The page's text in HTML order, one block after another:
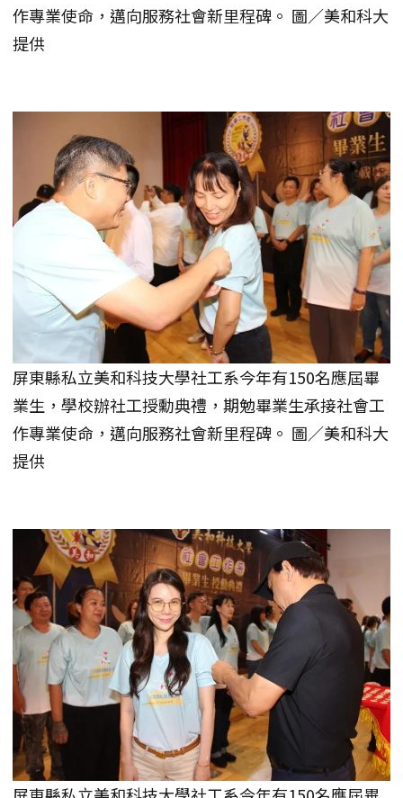
作專業使命，邁向服務社會新里程碑。 圖／美和科大
提供
屏東縣私立美和科技大學社工系今年有150名應屆畢
業生，學校辦社工授勳典禮，期勉畢業生承接社會工
作專業使命，邁向服務社會新里程碑。 圖／美和科大
提供